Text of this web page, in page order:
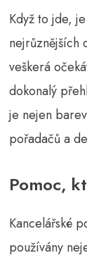
Když to jde,
nejrůznějších
veškerá
dokonalý
je nejen
pořadačů a
Pomoc,
Kancelářské
používány